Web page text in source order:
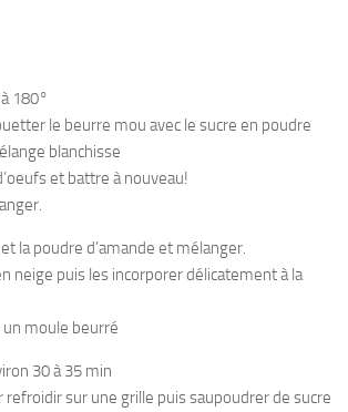
180°
le beurre mou avec le sucre en poudre
blanchisse
et battre à nouveau!
la poudre d’amande et mélanger.
neige puis les incorporer délicatement à la
moule beurré
30 à 35 min
refroidir sur une grille puis saupoudrer de sucre